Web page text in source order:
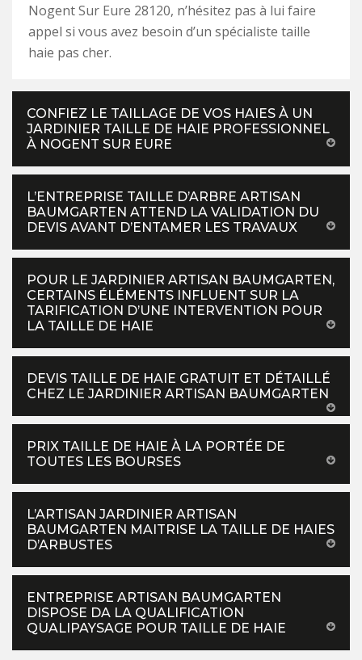
Nogent Sur Eure 28120, n’hésitez pas à lui faire
appel si vous avez besoin d’un spécialiste taille
haie pas cher.
CONFIEZ LE TAILLAGE DE VOS HAIES À UN
JARDINIER TAILLE DE HAIE PROFESSIONNEL
À NOGENT SUR EURE
L’ENTREPRISE TAILLE D’ARBRE ARTISAN
BAUMGARTEN ATTEND LA VALIDATION DU
DEVIS AVANT D’ENTAMER LES TRAVAUX
POUR LE JARDINIER ARTISAN BAUMGARTEN,
CERTAINS ÉLÉMENTS INFLUENT SUR LA
TARIFICATION D’UNE INTERVENTION POUR
LA TAILLE DE HAIE
DEVIS TAILLE DE HAIE GRATUIT ET DÉTAILLÉ
CHEZ LE JARDINIER ARTISAN BAUMGARTEN
PRIX TAILLE DE HAIE À LA PORTÉE DE
TOUTES LES BOURSES
L’ARTISAN JARDINIER ARTISAN
BAUMGARTEN MAITRISE LA TAILLE DE HAIES
D’ARBUSTES
ENTREPRISE ARTISAN BAUMGARTEN
DISPOSE DA LA QUALIFICATION
QUALIPAYSAGE POUR TAILLE DE HAIE